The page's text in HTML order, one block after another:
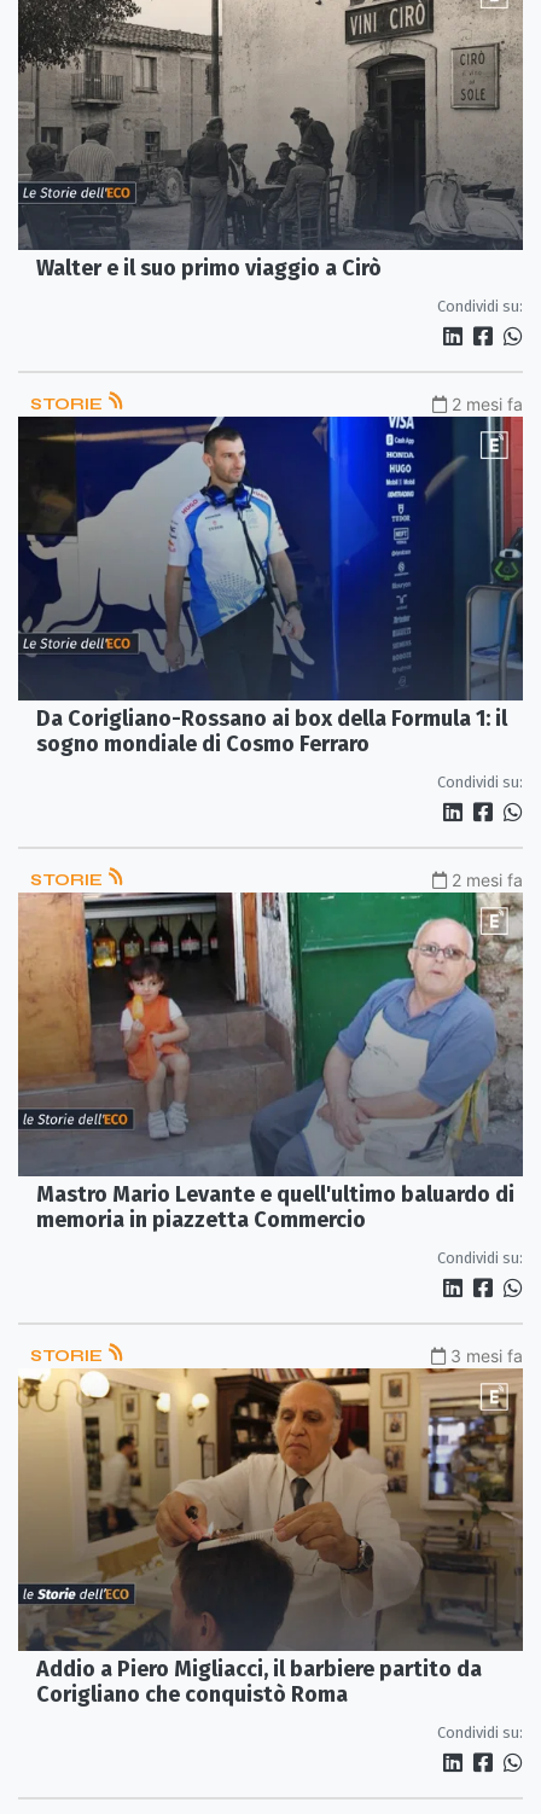
Walter e il suo primo viaggio a Cirò
Condividi su:
STORIE 2 mesi fa
Da Corigliano-Rossano ai box della Formula 1: il
sogno mondiale di Cosmo Ferraro
Condividi su:
STORIE 2 mesi fa
Mastro Mario Levante e quell'ultimo baluardo di
memoria in piazzetta Commercio
Condividi su:
STORIE 3 mesi fa
Addio a Piero Migliacci, il barbiere partito da
Corigliano che conquistò Roma
Condividi su: